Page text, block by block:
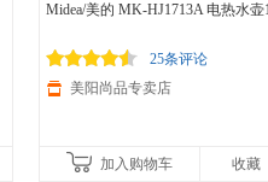
Midea/美的 MK-HJ1713A 电热水壶
25条评论
美阳尚品专卖店
加入购物车 收藏